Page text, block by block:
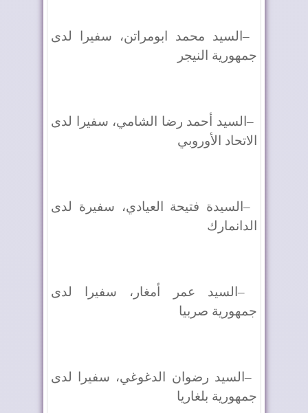
– السيد محمد ابومراتن، سفيرا لدى
جمهورية النيجر
– السيد أحمد رضا الشامي، سفيرا لدى
الاتحاد الأوروبي
–السيدة فتيحة العيادي، سفيرة لدى
الدانمارك
– السيد عمر أمغار، سفيرا لدى
جمهورية صربيا
– السيد رضوان الدغوغي، سفيرا لدى
جمهورية بلغاريا